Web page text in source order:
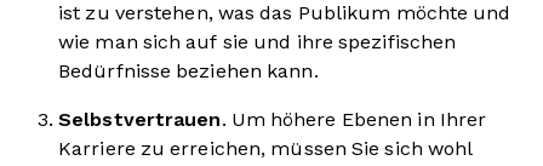
ist zu verstehen, was das Publikum möchte und
wie man sich auf sie und ihre spezifischen
Bedürfnisse beziehen kann.
Selbstvertrauen. Um höhere Ebenen in Ihrer
Karriere zu erreichen, müssen Sie sich wohl